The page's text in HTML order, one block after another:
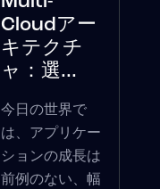
Cloudアー
キテクチ
ャ：選...
今日の世界で
は、アプリケー
ションの成長は
前例のない、幅